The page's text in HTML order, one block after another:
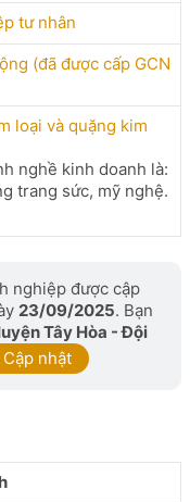
tư nhân
(đã được cấp GCN
loại và quặng kim
nghề kinh doanh là:
trang sức, mỹ nghệ.
nghiệp được cập
23/09/2025. Bạn
Tây Hòa - Đội
Cập nhật